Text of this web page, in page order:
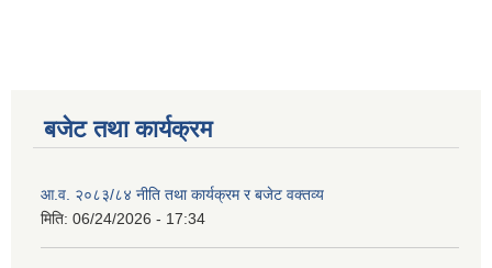
बजेट तथा कार्यक्रम
आ.व. २०८३/८४ नीति तथा कार्यक्रम र बजेट वक्तव्य
मिति: 06/24/2026 - 17:34